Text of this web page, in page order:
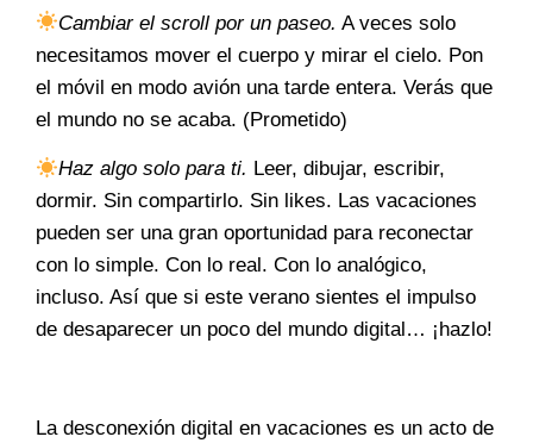
Cambiar el scroll por un paseo. A veces solo
necesitamos mover el cuerpo y mirar el cielo. Pon
el móvil en modo avión una tarde entera. Verás que
el mundo no se acaba. (Prometido)
Haz algo solo para ti. Leer, dibujar, escribir,
dormir. Sin compartirlo. Sin likes. Las vacaciones
pueden ser una gran oportunidad para reconectar
con lo simple. Con lo real. Con lo analógico,
incluso. Así que si este verano sientes el impulso
de desaparecer un poco del mundo digital… ¡hazlo!
La desconexión digital en vacaciones es un acto de